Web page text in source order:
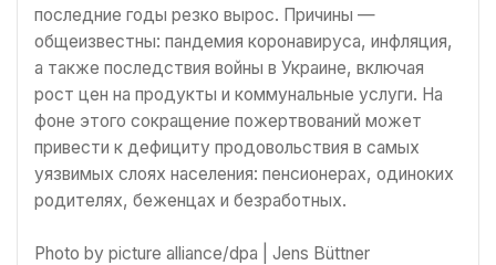
последние годы резко вырос. Причины —
общеизвестны: пандемия коронавируса, инфляция,
а также последствия войны в Украине, включая
рост цен на продукты и коммунальные услуги. На
фоне этого сокращение пожертвований может
привести к дефициту продовольствия в самых
уязвимых слоях населения: пенсионерах, одиноких
родителях, беженцах и безработных.
Photo by picture alliance/dpa | Jens Büttner